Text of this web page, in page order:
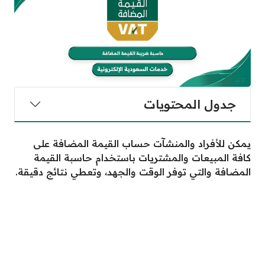
جدول المحتويات
يمكن للأفراد والمنشآت حساب القيمة المضافة على
كافة المبيعات والمشتريات باستخدام حاسبة القيمة
المضافة والتي توفر الوقت والجهد، وتعطي نتائج دقيقة.